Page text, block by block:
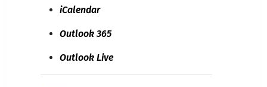
iCalendar
Outlook 365
Outlook Live